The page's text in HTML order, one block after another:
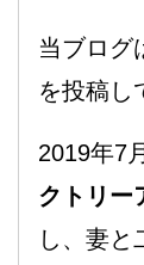
当ブログ
を投稿し
2019年7
クトリー
し、妻と